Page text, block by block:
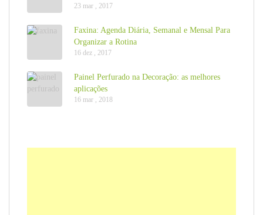
23 mar , 2017
Faxina: Agenda Diária, Semanal e Mensal Para
Organizar a Rotina
16 dez , 2017
Painel Perfurado na Decoração: as melhores
aplicações
16 mar , 2018